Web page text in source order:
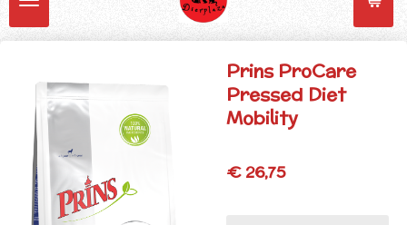
Prins ProCare
Pressed Diet
Mobility
€ 26,75